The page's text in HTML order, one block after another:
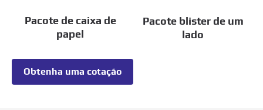
Pacote de caixa de
papel
Pacote blister de um
lado
Obtenha uma cotação